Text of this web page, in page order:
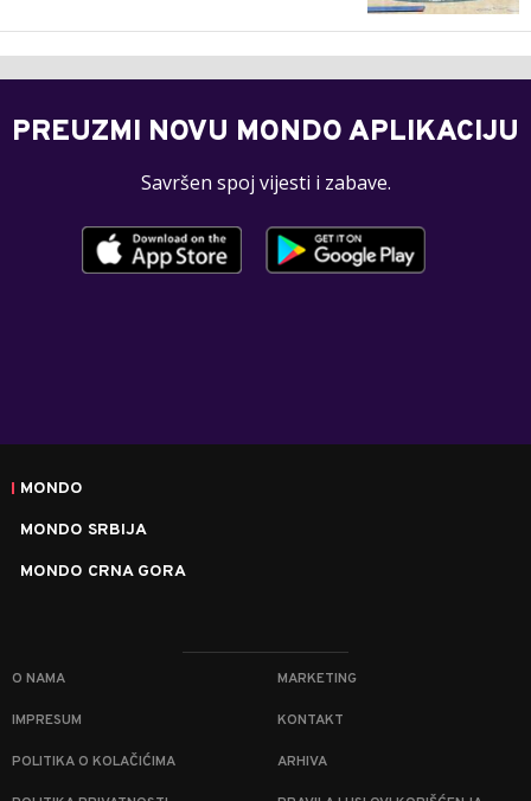
PREUZMI NOVU MONDO APLIKACIJU
Savršen spoj vijesti i zabave.
MONDO
MONDO SRBIJA
MONDO CRNA GORA
O NAMA MARKETING
IMPRESUM KONTAKT
POLITIKA O KOLAČIĆIMA ARHIVA